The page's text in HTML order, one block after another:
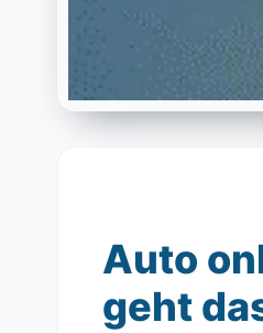
Auto
geht